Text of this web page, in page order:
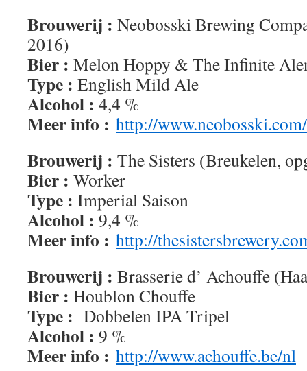
Brouwerij : Neobosski Brewing
2016)
Bier : Melon Hoppy & The Infinite
Type : English Mild Ale
Alcohol : 4,4 %
Meer info : http://www.neobosski.com/
Brouwerij : The Sisters (Breukelen,
Bier : Worker
Type : Imperial Saison
Alcohol : 9,4 %
Meer info : http://
Brouwerij : Brasserie d’ Achouffe
Bier : Houblon Chouffe
Type : Dobbelen IPA Tripel
Alcohol : 9 %
Meer info : http://www.achouffe.be/nl